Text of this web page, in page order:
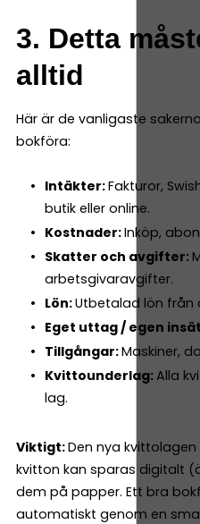
3. Detta
alltid
Här är de vanligaste
bokföra:
Intäkter:Fakturor,
butik eller online.
Kostnader:Inköp,
Skatter och avgifter:
arbetsgivaravgifter.
Lön:Utbetalad lön från
Eget uttag / egen
Tillgångar:Maskiner,
Kvittounderlag:Alla
lag.
Viktigt:Den nya
kvitton kan sparas digitalt
dem på papper. Ett bra
automatiskt genom en